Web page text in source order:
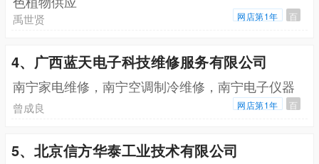
禹世贤 网店第1年 百
4、广西蓝天电子科技维修服务有限公司
南宁家电维修，南宁空调制冷维修，南宁电子仪器
曾成良 网店第1年 百
5、北京信方华泰工业技术有限公司